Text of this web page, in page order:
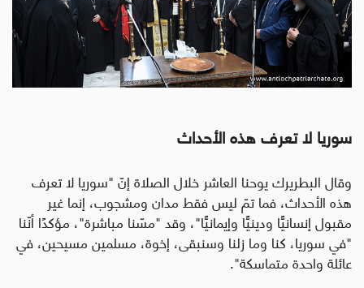
سوريا لا تعرف هذه الأحداث
وقال البطريرك يوحنا العاشر خلال الصلاة إنّ "سوريا لا تعرف
هذه الأحداث، فما تمّ ليس فقط مدان ومشجوب، إنما غير
مقبول إنسانيًّا ودينيًّا وإيمانيًّا"، وقد "مسّنا مباشرة"، مؤكدًا أنّنا
"في سوريا، كنا وما زلنا وسنبقى، إخوة، مسلمين مسيحين، في
عائلة واحدة متماسكة".